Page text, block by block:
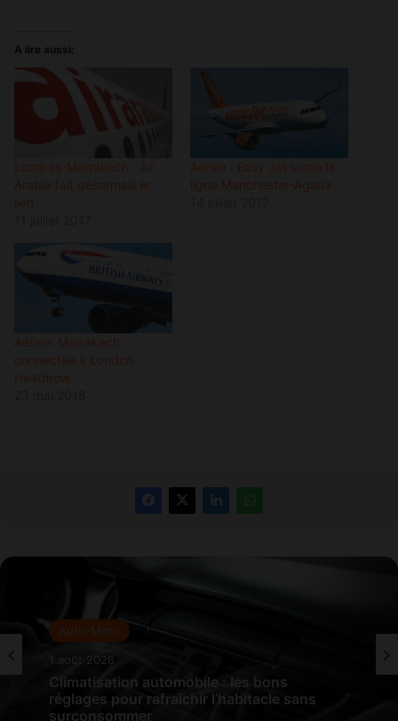
A lire aussi:
Londres-Marrakech : Air
Arabia fait désormais le
lien
Aérien : Easy Jet lance la
ligne Manchester-Agadir
Aérien: Marrakech
connectée à London
Heathrow
Auto-Moto
1 août 2026
Climatisation automobile : les bons
réglages pour rafraîchir l’habitacle sans
surconsommer